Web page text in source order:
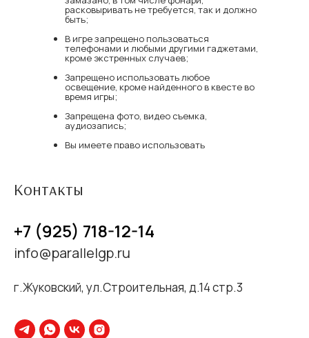
При порче реквизита взымается штраф
от 5 000 р
расковыривать не требуется, так и должно
быть;
В игре запрещено пользоваться
телефонами и любыми другими гаджетами,
кроме экстренных случаев;
Запрещено использовать любое
освещение, кроме найденного в квесте во
время игры;
Запрещена фото, видео съемка,
аудиозапись;
Вы имеете право использовать
квеста, игроки предупреждаются 3 раза,
Контакты
+7 (925) 718-12-14
info@parallelgp.ru
г.Жуковский, ул.Строительная, д.14 стр.3
ПАРАЛЛЕЛЬ ГРУПП
Наши услуги
Портфолио
Вопрос-ответ